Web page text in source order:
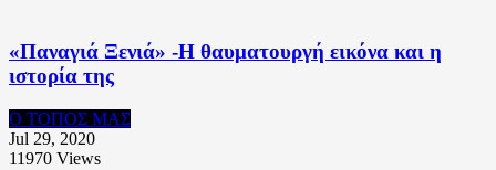
«Παναγιά Ξενιά» -Η θαυματουργή εικόνα και η
ιστορία της
Ο ΤΟΠΟΣ ΜΑΣ
Jul 29, 2020
11970 Views